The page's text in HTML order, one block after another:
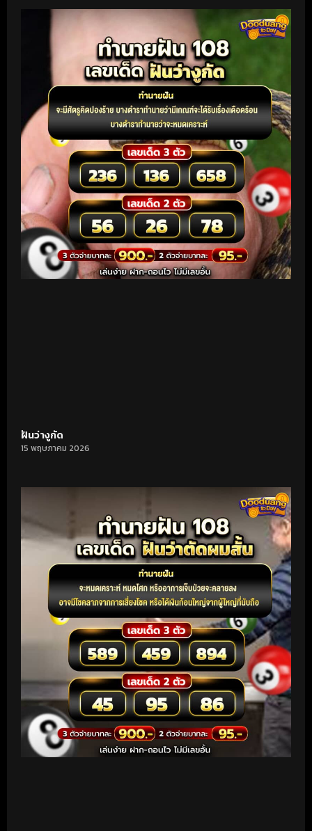
ฝันว่างูกัด
15 พฤษภาคม 2026